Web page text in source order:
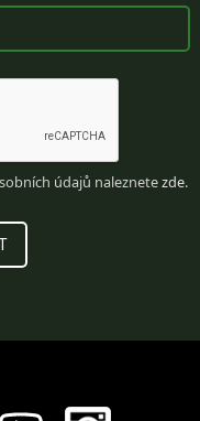
údajů naleznetezde.